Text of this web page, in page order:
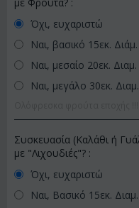
Όχι, ευχαριστώ
Ναι, βασικό 15εκ.
Ναι, μεσαίο 20εκ.
Ναι, μεγάλο 30εκ.
Συσκευασία (Καλάθι ή
με "Λιχουδιές"? :
Όχι, ευχαριστώ
Ναι, Βασικό 15εκ.